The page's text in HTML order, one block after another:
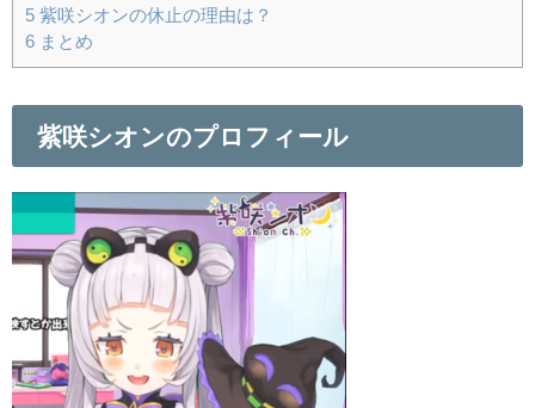
5 紫咲シオンの休止の理由は？
6 まとめ
紫咲シオンのプロフィール